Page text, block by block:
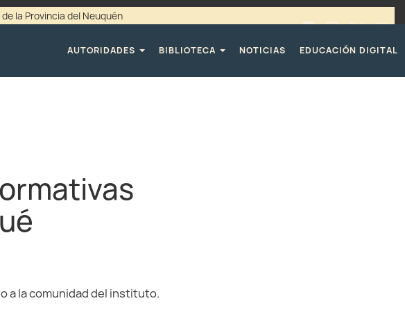
la Provincia del Neuquén
AUTORIDADES
BIBLIOTECA NOTICIAS EDUCACIÓN DIGITAL
a la comunidad del instituto.